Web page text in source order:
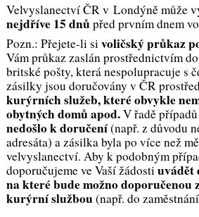
Velvyslanectví ČR v Londýně může
nejdříve 15 dnůpřed prvním dnem
Pozn.: Přejete-li sivoličský průkaz
Vám průkaz zaslán prostřednictvím
britské pošty, která nespolupracuje s
zásilky jsou doručovány v ČR
kurýrních služeb, které obvykle
obytných domů apod.V řadě
nedošlo k doručení(např. z důvodu
adresáta) a zásilka byla po více než
velvyslanectví. Aby k podobným
doporučujeme ve Vaší žádostiuvádět
na které bude možno
kurýrní službou(např. do